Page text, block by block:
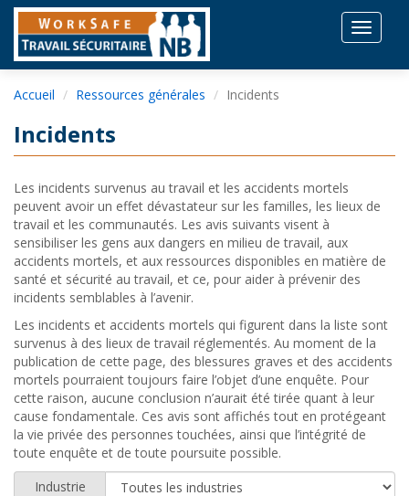
Toggle
Accueil Ressources générales Incidents
Incidents
Les incidents survenus au travail et les accidents mortels
peuvent avoir un effet dévastateur sur les familles, les lieux de
travail et les communautés. Les avis suivants visent à
sensibiliser les gens aux dangers en milieu de travail, aux
accidents mortels, et aux ressources disponibles en matière de
santé et sécurité au travail, et ce, pour aider à prévenir des
incidents semblables à l’avenir.
Les incidents et accidents mortels qui figurent dans la liste sont
survenus à des lieux de travail réglementés. Au moment de la
publication de cette page, des blessures graves et des accidents
mortels pourraient toujours faire l’objet d’une enquête. Pour
cette raison, aucune conclusion n’aurait été tirée quant à leur
cause fondamentale. Ces avis sont affichés tout en protégeant
la vie privée des personnes touchées, ainsi que l’intégrité de
toute enquête et de toute poursuite possible.
Industrie